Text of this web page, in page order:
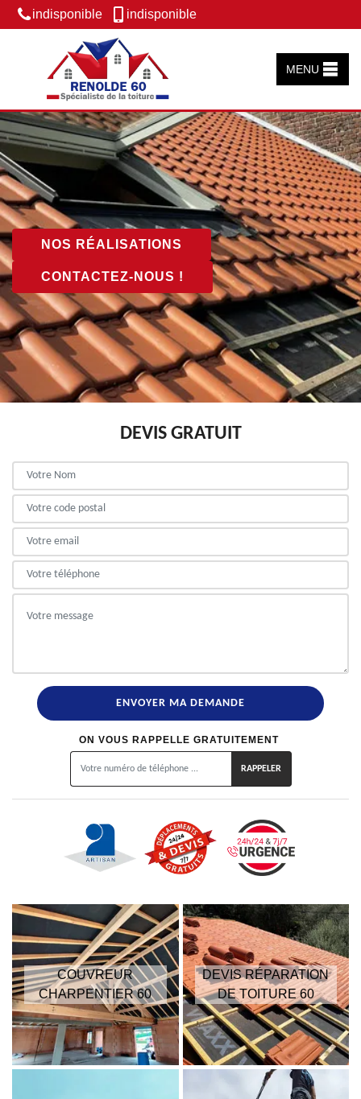
indisponible indisponible
MENU
NOS RÉALISATIONS
CONTACTEZ-NOUS !
DEVIS GRATUIT
ON VOUS RAPPELLE GRATUITEMENT
COUVREUR
CHARPENTIER 60
DEVIS RÉPARATION
DE TOITURE 60